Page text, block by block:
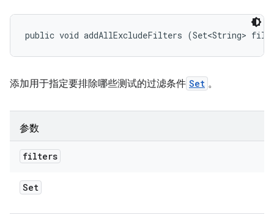
public void addAllExcludeFilters (Set<String>
添加用于指定要排除哪些测试的过滤条件 Set 。
参数
filters
Set